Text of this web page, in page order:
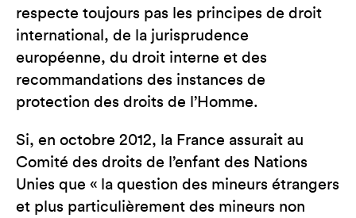
respecte toujours pas les principes de droit
international, de la jurisprudence
européenne, du droit interne et des
recommandations des instances de
protection des droits de l’Homme.
Si, en octobre 2012, la France assurait au
Comité des droits de l’enfant des Nations
Unies que « la question des mineurs étrangers
et plus particulièrement des mineurs non